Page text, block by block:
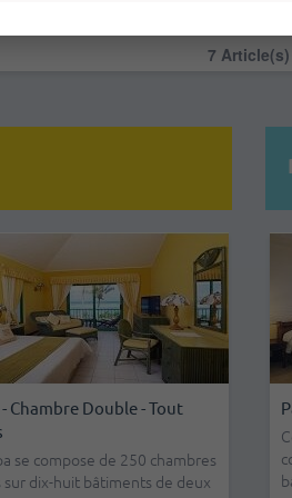
7 Article(s)
Resort Varadero - Chambre
- Tout Compris
le Family Resort Varadero à
des vacances parfaites dans
/
Central - Chambre Double
hôtel compte 427 chambres
réparties dans deux